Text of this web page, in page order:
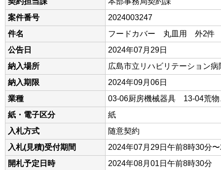
案件番号
2024003247
件名
フードカバー 丸皿用 外2件
公告日
2024年07月29日
納入場所
広島市立リハビリテーション
納入期限
2024年09月06日
業種
03-06厨房機械器具 13-04荒物
紙・電子区分
紙
入札方式
随意契約
入札(見積)受付期間
2024年07月29日午前8時30分
開札予定日時
2024年08月01日午前8時30分